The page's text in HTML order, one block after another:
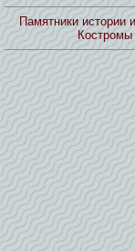
Памятники истории
Костромы